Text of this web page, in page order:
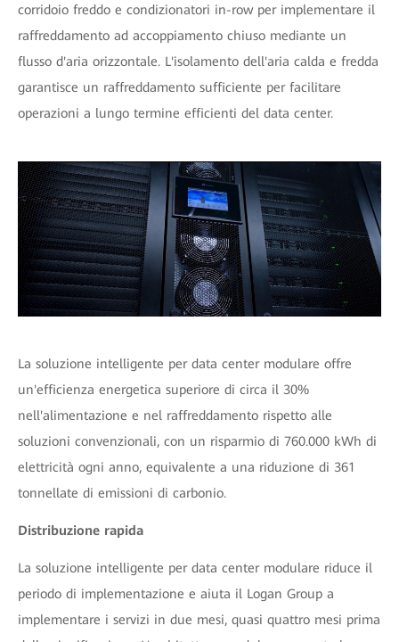
corridoio freddo e condizionatori in-row per implementare il
raffreddamento ad accoppiamento chiuso mediante un
flusso d'aria orizzontale. L'isolamento dell'aria calda e fredda
garantisce un raffreddamento sufficiente per facilitare
operazioni a lungo termine efficienti del data center.
La soluzione intelligente per data center modulare offre
un'efficienza energetica superiore di circa il 30%
nell'alimentazione e nel raffreddamento rispetto alle
soluzioni convenzionali, con un risparmio di 760.000 kWh di
elettricità ogni anno, equivalente a una riduzione di 361
tonnellate di emissioni di carbonio.
Distribuzione rapida
La soluzione intelligente per data center modulare riduce il
periodo di implementazione e aiuta il Logan Group a
implementare i servizi in due mesi, quasi quattro mesi prima